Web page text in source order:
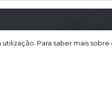
Para saber mais
Para saber mais